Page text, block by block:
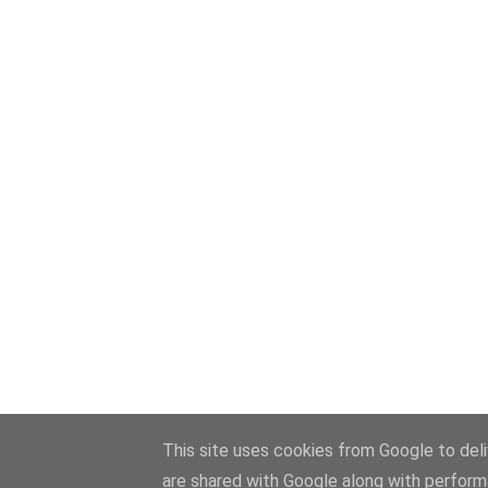
This site uses cookies from Google to
are shared with Google along with